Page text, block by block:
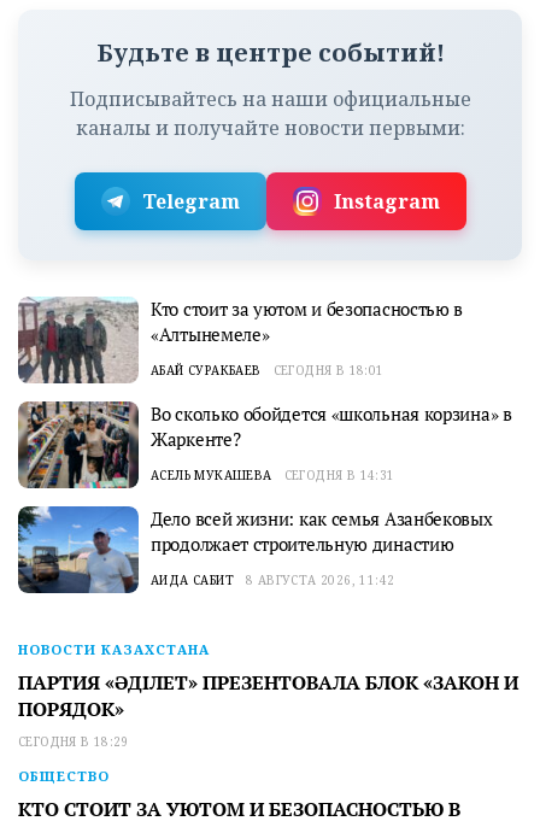
Будьте в центре событий!
Подписывайтесь на наши официальные
каналы и получайте новости первыми:
Telegram Instagram
Кто стоит за уютом и безопасностью в
«Алтынемеле»
АБАЙ СУРАКБАЕВ СЕГОДНЯ В 18:01
Во сколько обойдется «школьная корзина» в
Жаркенте?
АСЕЛЬ МУКАШЕВА СЕГОДНЯ В 14:31
Дело всей жизни: как семья Азанбековых
продолжает строительную династию
АИДА САБИТ 8 АВГУСТА 2026, 11:42
НОВОСТИ КАЗАХСТАНА
ПАРТИЯ «ӘДІЛЕТ» ПРЕЗЕНТОВАЛА БЛОК «ЗАКОН И
ПОРЯДОК»
СЕГОДНЯ В 18:29
ОБЩЕСТВО
КТО СТОИТ ЗА УЮТОМ И БЕЗОПАСНОСТЬЮ В